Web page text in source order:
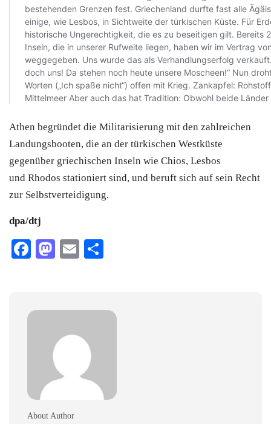
Athen begründet die Militarisierung mit den zahlreichen
Landungsbooten, die an der türkischen Westküste
gegenüber griechischen Inseln wie Chios, Lesbos
und Rhodos stationiert sind, und beruft sich auf sein Recht
zur Selbstverteidigung.
dpa/dtj
Facebook
Mastodon
Email
About Author